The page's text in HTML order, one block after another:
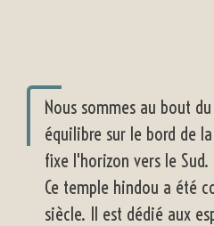
Nous sommes au bout
équilibre sur le bord de
fixe l'horizon vers le Sud.
Ce temple hindou a été
siècle. Il est dédié aux